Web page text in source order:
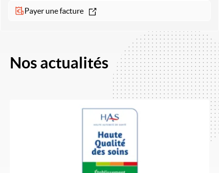
Payer une facture
Nos actualités